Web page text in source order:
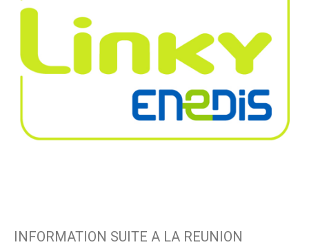
INFORMATION SUITE A LA REUNION